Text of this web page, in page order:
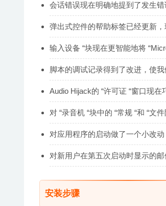
会话错误现在明确地提到了发生错
弹出式控件的帮助标签已经更新，
输入设备 “块现在更智能地将
脚本的调试记录得到了改进，使
Audio Hijack的 “许可证 “窗口现在
对 “录音机 “块中的 “常规 “和 “文
对应用程序的启动做了一个小改
对新用户在第五次启动时显示的
安装步骤